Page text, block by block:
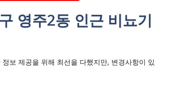
영주2동 인근 비뇨기
보 제공을 위해 최선을 다했지만, 변경사항이 있